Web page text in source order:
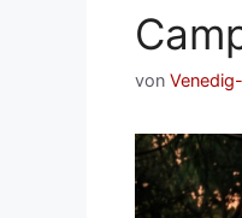
von